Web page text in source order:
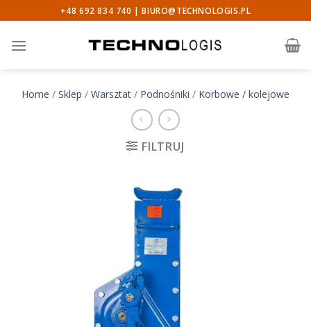
to
content
+48 692 834 740 |BIURO@TECHNOLOGIS.PL
Home / Sklep / Warsztat / Podnośniki / Korbowe / kolejowe
FILTRUJ